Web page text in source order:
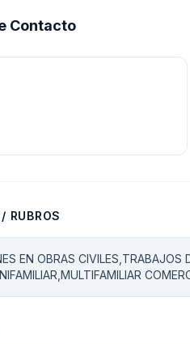
Contacto
RUBROS
EN OBRAS CIVILES,TRABAJOS